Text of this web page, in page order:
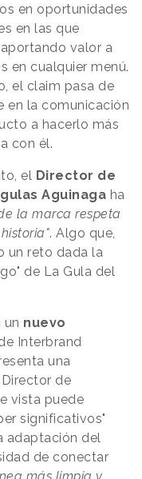
en oportunidades
en las que
valor a
en cualquier menú.
el claim pasa de
en la comunicación
a hacerlo más
con él.
el Director de
Aguinaga ha
la marca respeta
. Algo que,
un reto dada la
de La Gula del
un nuevo
Interbrand
una
de
vista puede
significativos"
adaptación del
de conectar